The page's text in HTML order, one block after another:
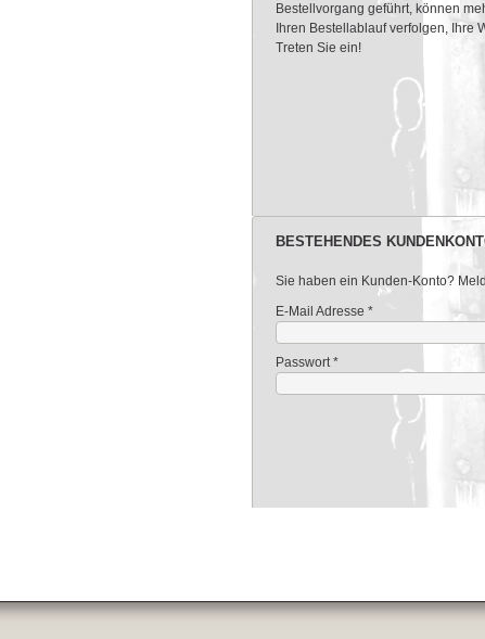
Bestellvorgang geführt, können
Ihren Bestellablauf verfolgen, Ihre
Treten Sie ein!
BESTEHENDES
Sie haben ein Kunden-Konto?
*
E-Mail Adresse
*
Passwort